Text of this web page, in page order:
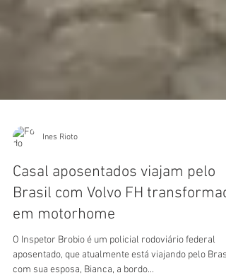
Ines Rioto
Casal aposentados viajam pelo
Brasil com Volvo FH
em motorhome